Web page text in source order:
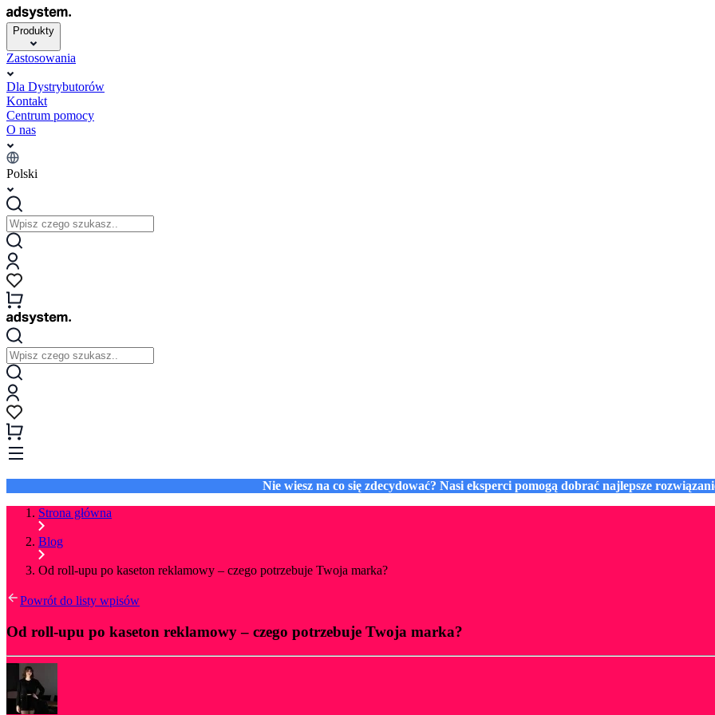
Produkty
Zastosowania
Dla Dystrybutorów
Kontakt
Centrum pomocy
O nas
Polski
Nie wiesz na co się zdecydować? Nasi eksperci pomogą dobrać najlepsze
Strona główna
Blog
Od roll-upu po kaseton reklamowy – czego potrzebuje Twoja marka?
Powrót do listy wpisów
Od roll-upu po kaseton reklamowy – czego potrzebuje Twoja marka?